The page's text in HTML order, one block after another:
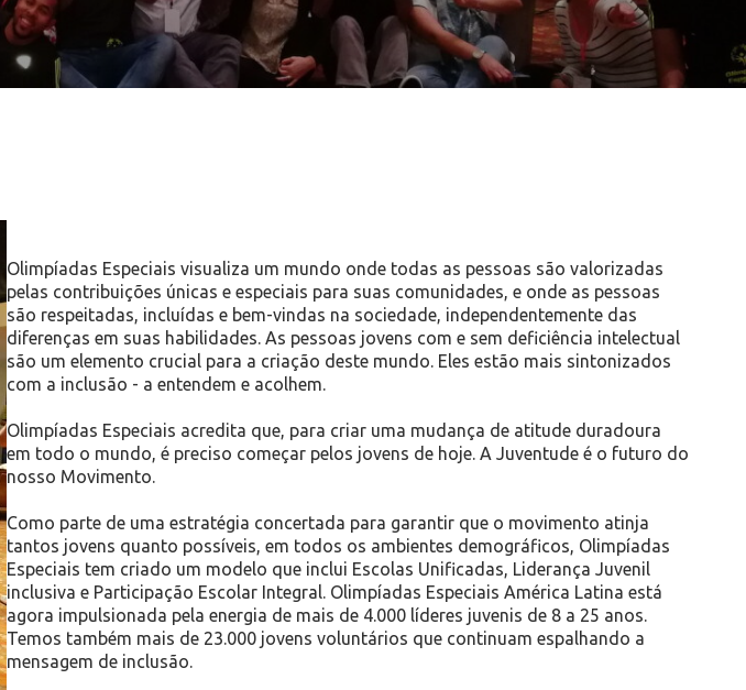
Olimpíadas Especiais visualiza um mundo onde todas as pessoas são valorizadas
pelas contribuições únicas e especiais para suas comunidades, e onde as pessoas
são respeitadas, incluídas e bem-vindas na sociedade, independentemente das
diferenças em suas habilidades. As pessoas jovens com e sem deficiência intelectual
são um elemento crucial para a criação deste mundo. Eles estão mais sintonizados
com a inclusão - a entendem e acolhem.
Olimpíadas Especiais acredita que, para criar uma mudança de atitude duradoura
em todo o mundo, é preciso começar pelos jovens de hoje. A Juventude é o futuro do
nosso Movimento.
Como parte de uma estratégia concertada para garantir que o movimento atinja
tantos jovens quanto possíveis, em todos os ambientes demográficos, Olimpíadas
Especiais tem criado um modelo que inclui Escolas Unificadas, Liderança Juvenil
inclusiva e Participação Escolar Integral. Olimpíadas Especiais América Latina está
agora impulsionada pela energia de mais de 4.000 líderes juvenis de 8 a 25 anos.
Temos também mais de 23.000 jovens voluntários que continuam espalhando a
mensagem de inclusão.